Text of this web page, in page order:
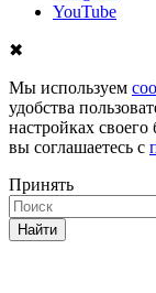
YouTube
✖
Мы используем
удобства
настройках своего
вы соглашаетесь с
Принять
Найти